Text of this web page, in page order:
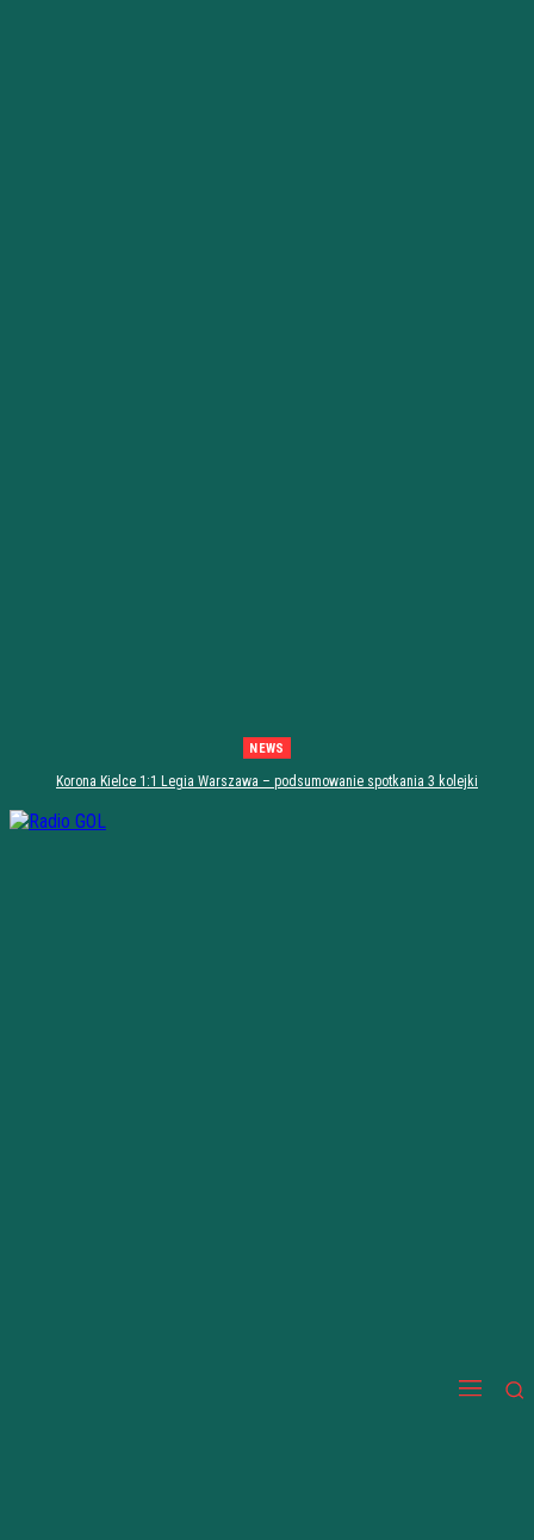
NEWS
Korona Kielce 1:1 Legia Warszawa – podsumowanie spotkania 3 kolejki